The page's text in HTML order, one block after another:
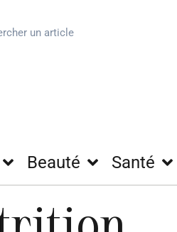
Beauté Santé